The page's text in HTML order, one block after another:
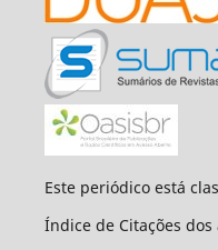
Este periódico está
Índice de Citações dos